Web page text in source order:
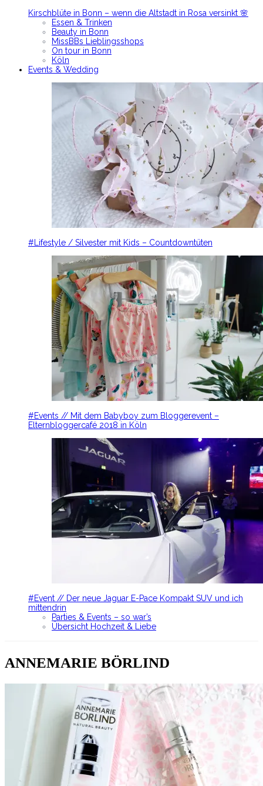
Kirschblüte in Bonn – wenn die Altstadt in Rosa versinkt 🌸
Essen & Trinken
Beauty in Bonn
MissBBs Lieblingsshops
On tour in Bonn
Köln
Events & Wedding
#Lifestyle / Silvester mit Kids – Countdowntüten
#Events // Mit dem Babyboy zum Bloggerevent –
Elternbloggercafé 2018 in Köln
#Event // Der neue Jaguar E-Pace Kompakt SUV und ich
mittendrin
Parties & Events – so war’s
Übersicht Hochzeit & Liebe
ANNEMARIE BÖRLIND